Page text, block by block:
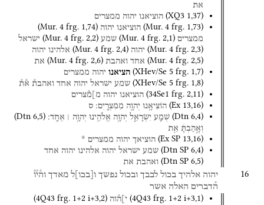
את
(XQ3 1,37) הוציאנו יהוה ממצרים
(Mur. 4 frg. 1,73) הוציאנו יהוה (Mur. 4 frg. 1,74)
ממצרים (Mur. 4 frg. 2,1) שמע (Mur. 4 frg. 2,2) ישראל
(Mur. 4 frg. 2,3) יהוה (Mur. 4 frg. 2,4) אלהינו יהוה
(Mur. 4 frg. 2,5) אחד ואהבת (Mur. 4 frg. 2,6) את
(XHev/Se 5 frg. 1,7) הציאנו יהוה ממצרים
(XHev/Se 5 frg. 1,8) שמע ישראל יהוה אחד ואהבת֯ א֯ת֯
(34Se1 frg. 2,11) הוציאנו יהוה מ]מ֯צרים
(Ex 13,16) הוֹצִיאָ֥נוּ יְהוָ֖ה מִמִּצְרָֽיִם׃ ס
(Dtn 6,4) שְׁמַ֖ע יִשְׂרָאֵ֑ל יְהוָ֥ה אֱלֹהֵ֖ינוּ יְהוָ֥ה ׀ אֶחָֽד׃ (Dtn 6,5)
וְאָ֣הַבְתָּ֔ אֵ֖ת
(Ex SP 13,16) הוציאך יהוה ממצרים *
(Dtn SP 6,4) שמע ישראל יהוה אלהינו יהוה אחד
(Dtn SP 6,5) ואהבת את
16 יהוה אלהיך בכול לבבך ובכול נפשך ו בכו ל מאדך וה֯י֯ו֯
ה֯דברים האלה אשר
(4Q43 frg. 1+2 i+3,1) י]ה֯וה (4Q43 frg. 1+2 i+3,2)